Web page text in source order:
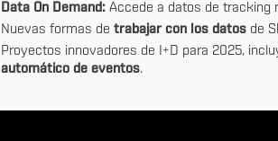
Data On Demand:Accede a datos de tracking
Nuevas formas de trabajar con los datosde
Proyectos innovadores de I+D para 2025,
automático de eventos.